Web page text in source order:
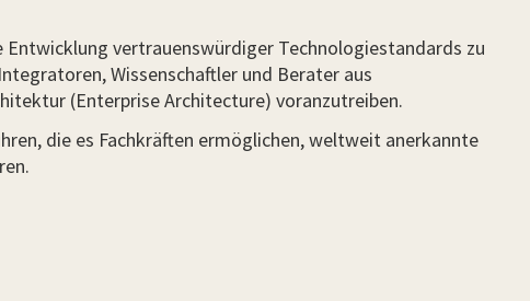
vertrauenswürdiger Technologiestandards zu
Wissenschaftler und Berater aus
(Enterprise Architecture) voranzutreiben.
die es Fachkräften ermöglichen, weltweit anerkannte